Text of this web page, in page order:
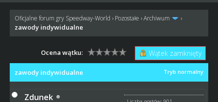
Oficjalne forum gry Speedway-World › Pozostałe ›Archiwum ›
zawody indywidualne
Wątek zamknięty
Ocena wątku:
Tryb normalny
zawody indywidualne
Zdunek